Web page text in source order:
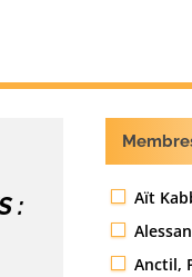
:
Aït
Anctil,